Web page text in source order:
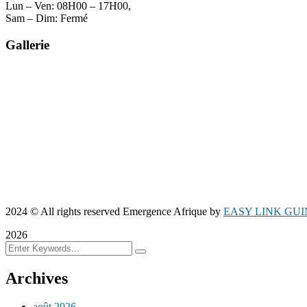
Lun – Ven: 08H00 – 17H00,
Sam – Dim: Fermé
Gallerie
2024 © All rights reserved Emergence Afrique by EASY LINK
2026
Archives